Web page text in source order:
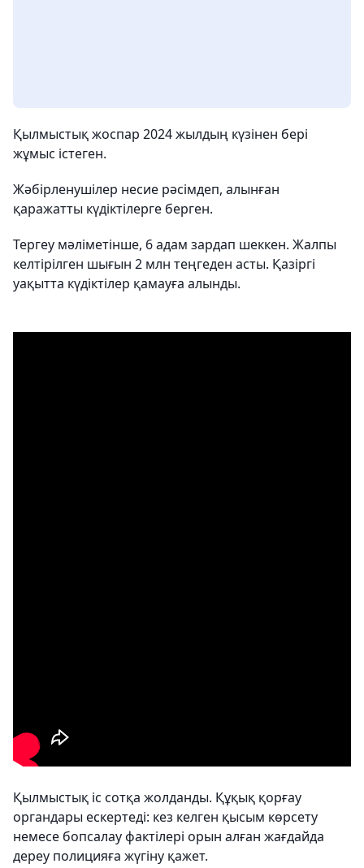
Қылмыстық жоспар 2024 жылдың күзінен бері
жұмыс істеген.
Жәбірленушілер несие рәсімдеп, алынған
қаражатты күдіктілерге берген.
Тергеу мәліметінше, 6 адам зардап шеккен. Жалпы
келтірілген шығын 2 млн теңгеден асты. Қазіргі
уақытта күдіктілер қамауға алынды.
Қылмыстық іс сотқа жолданды. Құқық қорғау
органдары ескертеді: кез келген қысым көрсету
немесе бопсалау фактілері орын алған жағдайда
дереу полицияға жүгіну қажет.